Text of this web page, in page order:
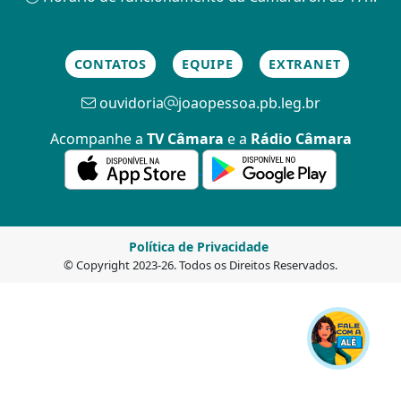
CONTATOS EQUIPE EXTRANET
ouvidoria
joaopessoa.pb.leg.br
Acompanhe a TV Câmara e a Rádio Câmara
© Copyright 2023-26. Todos os Direitos Reservados.
Política de Privacidade